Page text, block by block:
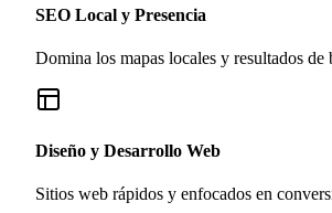
SEO Local y Presencia
Domina los mapas locales y resultados de
Diseño y Desarrollo Web
Sitios web rápidos y enfocados en